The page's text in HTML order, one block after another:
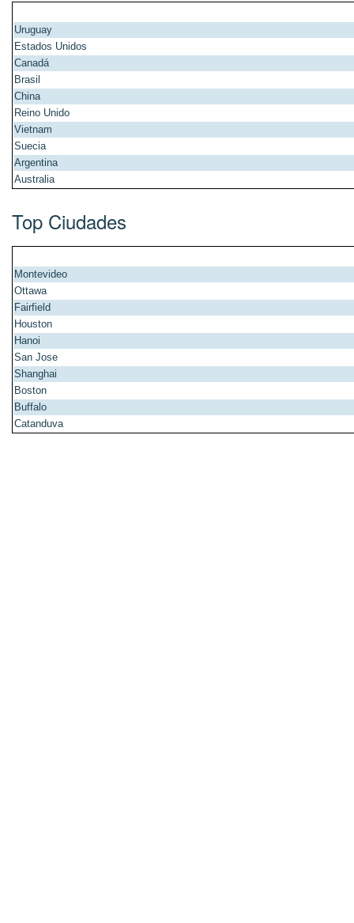
Uruguay
Estados Unidos
Canadá
Brasil
China
Reino Unido
Vietnam
Suecia
Argentina
Australia
Top Ciudades
Montevideo
Ottawa
Fairfield
Houston
Hanoi
San Jose
Shanghai
Boston
Buffalo
Catanduva